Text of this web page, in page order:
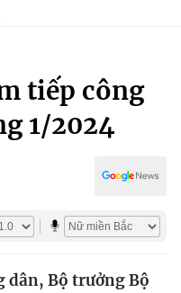
tiếp công
1/2024
dân, Bộ trưởng Bộ